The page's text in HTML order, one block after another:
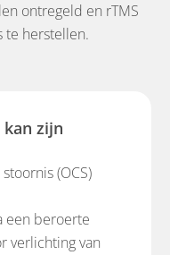
ontregeld en rTMS
te herstellen.
zijn
(OCS)
een beroerte
verlichting van